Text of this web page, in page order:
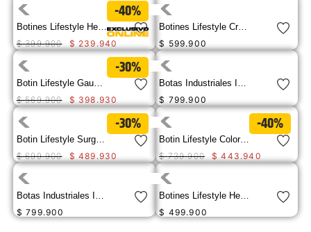
-40%
Botines Lifestyle Hex Lite Cruise Mid Para Hombre
$ 399.900 $ 239 .940
Botines Lifestyle Crail Sport Mid Para Hombre
$ 599.900
-30%
Botin Lifestyle Gauge Mid Hombre
$ 569.900 $ 398 .930
$ 799.900
-30%
Botin Lifestyle Surge Hiker Wp Hombre
$ 699.900 $ 489 .930
-40%
Botin Lifestyle Colorado Boat Mid Hombre
$ 739.900 $ 443 .940
$ 799.900
$ 499.900